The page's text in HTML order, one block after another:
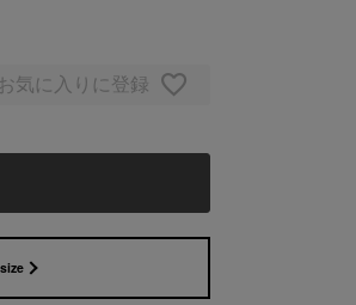
お気に入りに登録